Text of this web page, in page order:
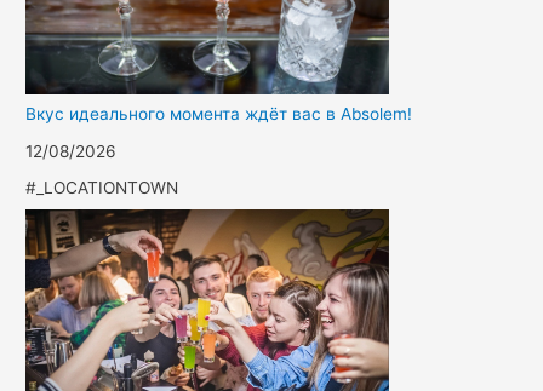
Вкус идеального момента ждёт вас в Absolem!
12/08/2026
#_LOCATIONTOWN